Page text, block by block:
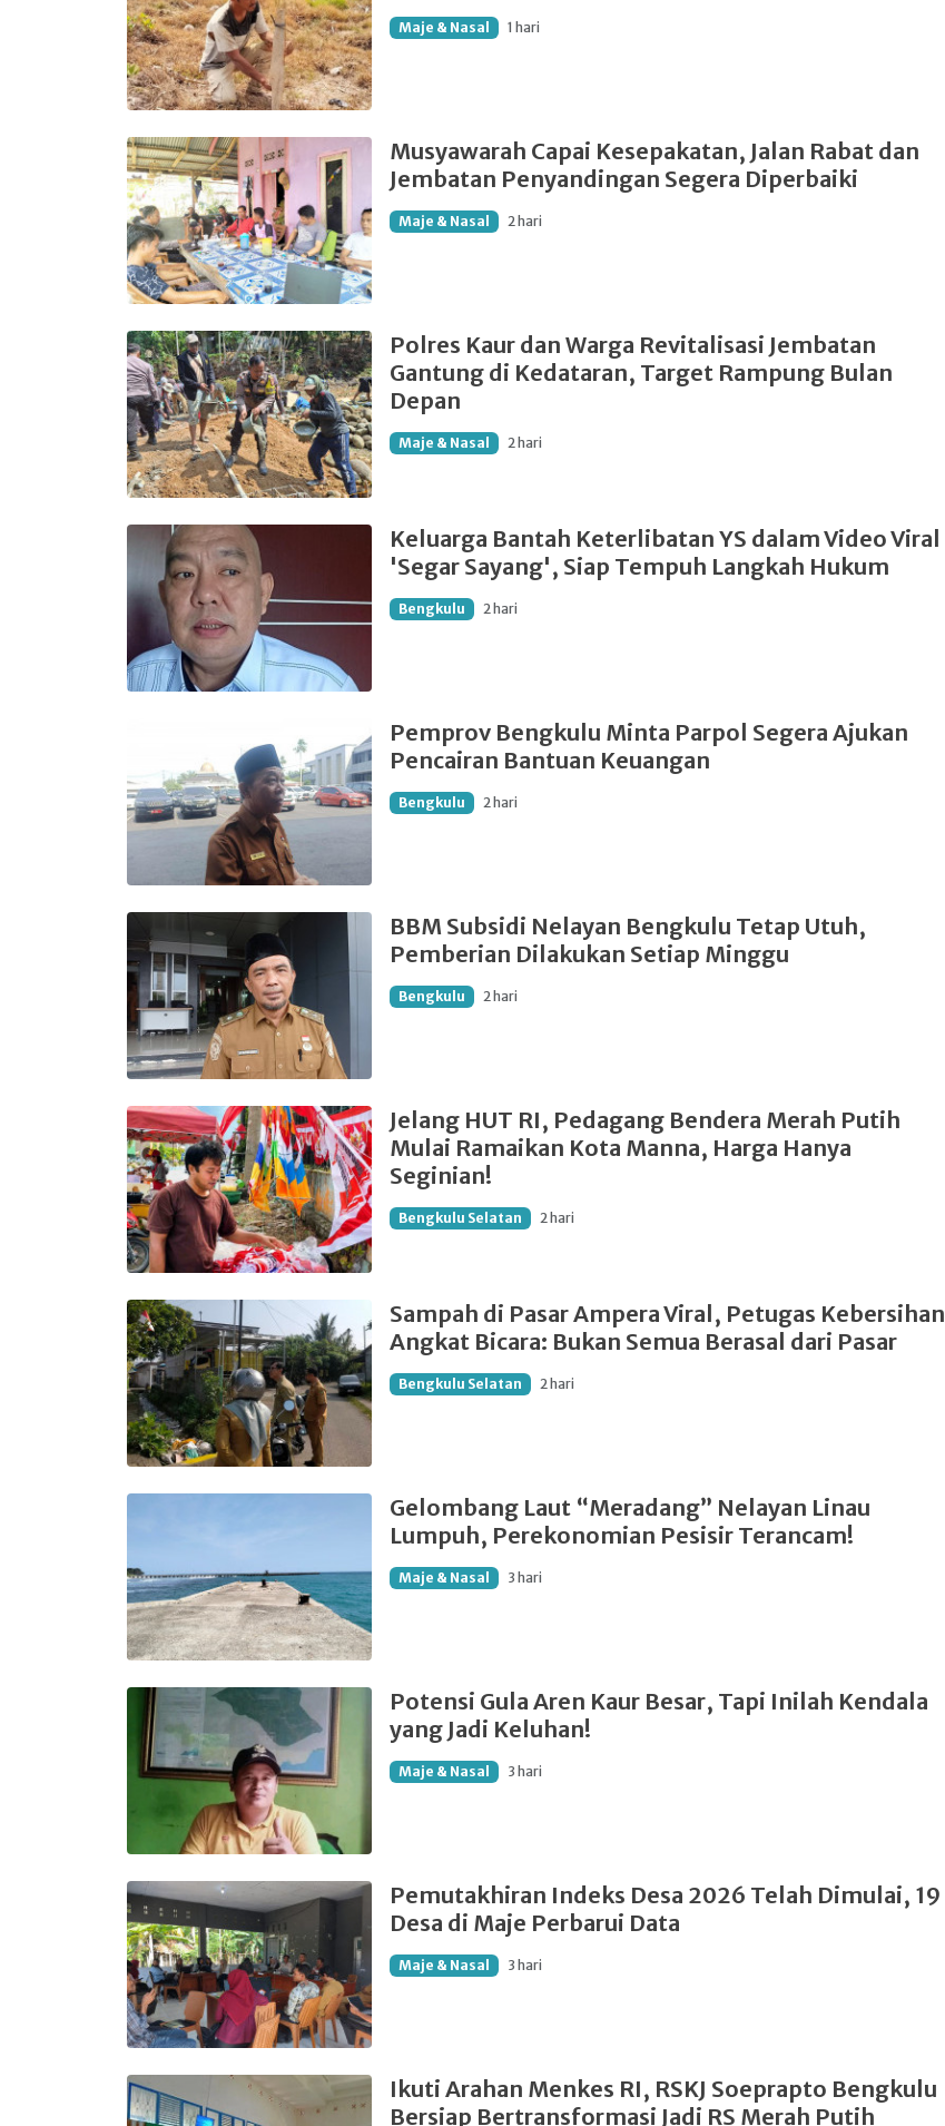
Maje & Nasal 1 hari
Musyawarah Capai Kesepakatan, Jalan Rabat dan
Jembatan Penyandingan Segera Diperbaiki
Maje & Nasal 2 hari
Polres Kaur dan Warga Revitalisasi Jembatan
Gantung di Kedataran, Target Rampung Bulan
Depan
Maje & Nasal 2 hari
Keluarga Bantah Keterlibatan YS dalam Video Viral
'Segar Sayang', Siap Tempuh Langkah Hukum
Bengkulu 2 hari
Pemprov Bengkulu Minta Parpol Segera Ajukan
Pencairan Bantuan Keuangan
Bengkulu 2 hari
BBM Subsidi Nelayan Bengkulu Tetap Utuh,
Pemberian Dilakukan Setiap Minggu
Bengkulu 2 hari
Jelang HUT RI, Pedagang Bendera Merah Putih
Mulai Ramaikan Kota Manna, Harga Hanya
Seginian!
Bengkulu Selatan 2 hari
Sampah di Pasar Ampera Viral, Petugas Kebersihan
Angkat Bicara: Bukan Semua Berasal dari Pasar
Bengkulu Selatan 2 hari
Gelombang Laut “Meradang” Nelayan Linau
Lumpuh, Perekonomian Pesisir Terancam!
Maje & Nasal 3 hari
Potensi Gula Aren Kaur Besar, Tapi Inilah Kendala
yang Jadi Keluhan!
Maje & Nasal 3 hari
Pemutakhiran Indeks Desa 2026 Telah Dimulai, 19
Desa di Maje Perbarui Data
Maje & Nasal 3 hari
Ikuti Arahan Menkes RI, RSKJ Soeprapto Bengkulu
Bersiap Bertransformasi Jadi RS Merah Putih